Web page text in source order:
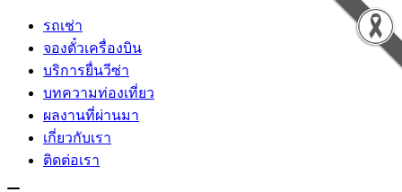
รถเช่า
จองตั๋วเครื่องบิน
บริการยื่นวีซ่า
บทความท่องเที่ยว
ผลงานที่ผ่านมา
เกี่ยวกับเรา
ติดต่อเรา